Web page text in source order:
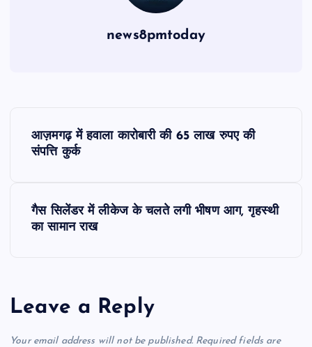
news8pmtoday
a
v
आज़मगढ़ में हवाला कारोबारी की 65 लाख रुपए की
संपत्ति कुर्क
गैस सिलेंडर में लीकेज के चलते लगी भीषण आग, गृहस्थी
का सामान राख
Leave a Reply
Your email address will not be published. Required fields are